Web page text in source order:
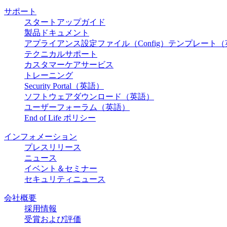
サポート
スタートアップガイド
製品ドキュメント
アプライアンス設定ファイル（Config）テンプレート（
テクニカルサポート
カスタマーケアサービス
トレーニング
Security Portal（英語）
ソフトウェアダウンロード（英語）
ユーザーフォーラム（英語）
End of Life ポリシー
インフォメーション
プレスリリース
ニュース
イベント＆セミナー
セキュリティニュース
会社概要
採用情報
受賞および評価